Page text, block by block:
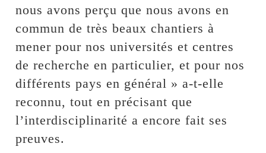
nous avons perçu que nous avons en
commun de très beaux chantiers à
mener pour nos universités et centres
de recherche en particulier, et pour nos
différents pays en général » a-t-elle
reconnu, tout en précisant que
l’interdisciplinarité a encore fait ses
preuves.